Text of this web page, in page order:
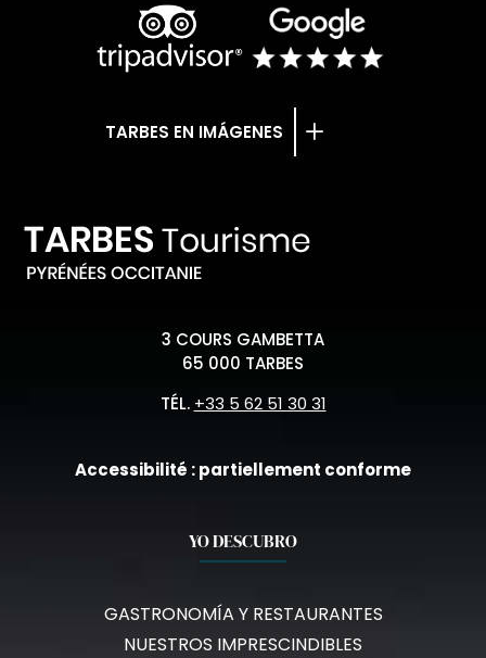
TARBES EN IMÁGENES
3 COURS GAMBETTA
65 000 TARBES
TÉL. +33 5 62 51 30 31
Accessibilité : partiellement conforme
YO DESCUBRO
GASTRONOMÍA Y RESTAURANTES
NUESTROS IMPRESCINDIBLES